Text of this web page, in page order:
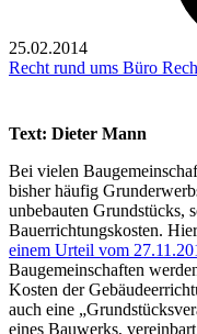
25.02.2014
Recht rund ums Büro
Text: Dieter Mann
Bei vielen
bisher häufig
unbebauten Grundstücks,
Bauerrichtungskosten.
einem Urteil vom
Baugemeinschaften
Kosten der
auch eine
eines Bauwerks,